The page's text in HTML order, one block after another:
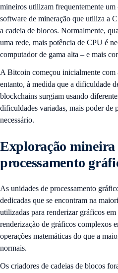
mineiros utilizam frequentemente
software de mineração que utiliza a
a cadeia de blocos. Normalmente,
uma rede, mais potência de CPU é
computador de gama alta – e mais
A Bitcoin começou inicialmente
entanto, à medida que a dificuldade
blockchains surgiam usando
dificuldades variadas, mais poder de
necessário.
Exploração mineira
processamento
As unidades de processamento
dedicadas que se encontram na
utilizadas para renderizar gráficos
renderização de gráficos complexos
operações matemáticas do que a
normais.
Os criadores de cadeias de blocos